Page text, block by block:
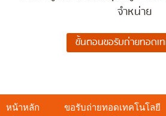
จำหน่าย
หน้าหลัก
ขอรับถ่ายทอดเทคโนโลยี